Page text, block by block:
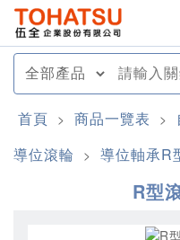
首頁 > 商品一覽表 >
導位滾輪 > 導位軸承R
R型